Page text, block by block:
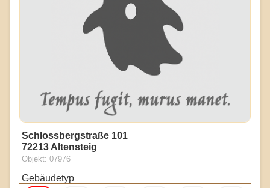
Schlossbergstraße 101
72213 Altensteig
Objekt: 07976
Gebäudetyp